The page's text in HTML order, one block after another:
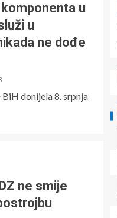
u
u
ne dođe
donijela 8. srpnja
ne smije